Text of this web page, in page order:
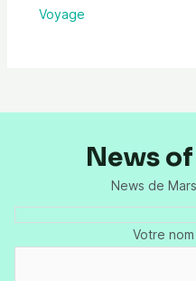
Voyage
News
News de
Votre